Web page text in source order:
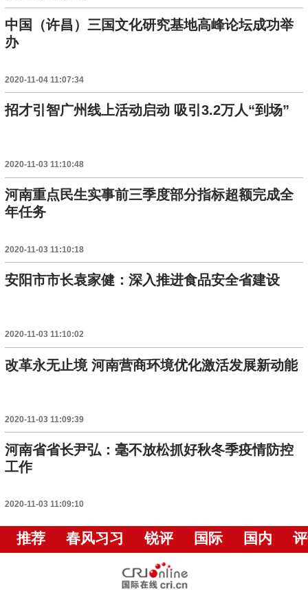
中国（许昌）三国文化研究基地高峰论坛成功举
办
2020-11-04 11:07:34
招才引智广州线上活动启动 吸引3.2万人“到场”
2020-11-03 11:10:48
河南重点民生实事前三季度部分指标超额完成全
年任务
2020-11-03 11:10:18
安阳市市长袁家健：深入推进食品安全省建设
2020-11-03 11:10:02
改革永无止境 河南营商环境优化激活发展新动能
2020-11-03 11:09:39
河南省省长尹弘：毫不放松抓好秋冬季疫情防控
工作
2020-11-03 11:09:10
推荐 春风习习 锐评 国际 国内